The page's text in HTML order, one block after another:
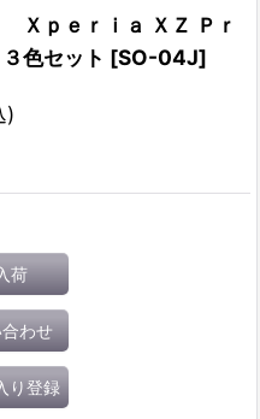
ｐｅｒｉａ ＸＺ Ｐｒ
色セット [SO-04J]
)
荷
わせ
り登録